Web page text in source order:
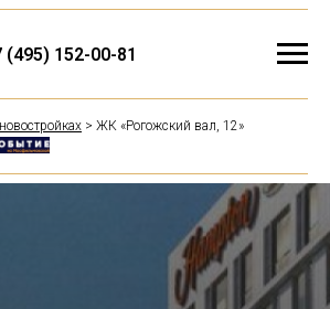
(495) 152-00-81
> ЖК «Рогожский вал, 12»